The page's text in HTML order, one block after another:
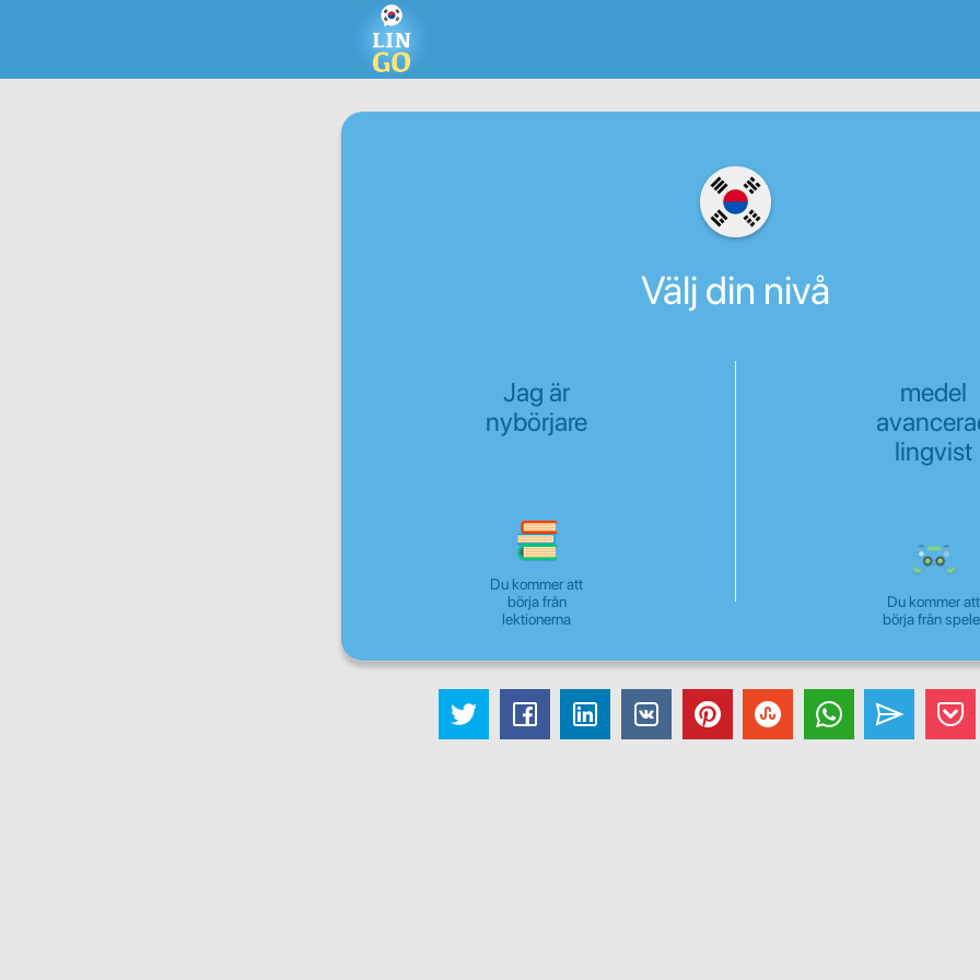
Välj din nivå
Jag är
nybörjare
Du kommer att
börja från
lektionerna
medel
lingvist
Du kommer att
börja från